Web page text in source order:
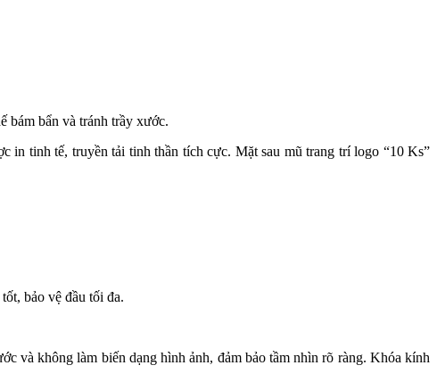
bám bẩn và tránh trầy xước.
in tinh tế, truyền tải tinh thần tích cực. Mặt sau mũ trang trí logo “10 Ks”
bảo vệ đầu tối đa.
và không làm biến dạng hình ảnh, đảm bảo tầm nhìn rõ ràng. Khóa kính